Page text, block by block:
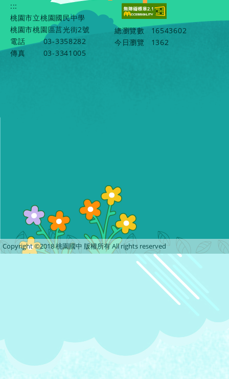
:::
桃園市立桃園國民中學
桃園市桃園區莒光街2號
電話
03-3358282
傳真
03-3341005
總瀏覽數
16543602
今日瀏覽
1362
Copyright ©2018 桃園國中 版權所有 All rights reserved